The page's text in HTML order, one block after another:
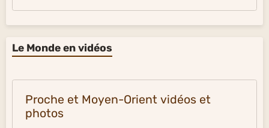
Le Monde en vidéos
Proche et Moyen-Orient vidéos et
photos